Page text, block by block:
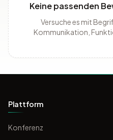
Keine passenden
Versuche es mit
Kommunikation,
Plattform
Konferenz